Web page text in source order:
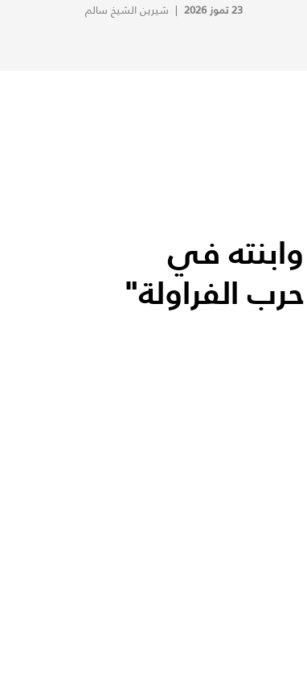
23 تموز 2026 | شيرين الشيخ سالم
في
الفراولة"